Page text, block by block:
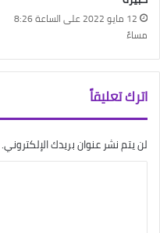
12 مايو 2022 على الساعة 8:26
مساءً
اترك تعليقاً
لن يتم نشر عنوان بريدك الإلكتروني.